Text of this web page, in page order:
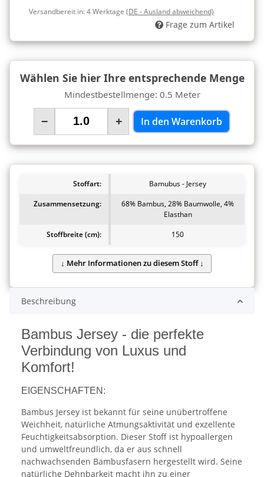
Versandbereit in:4 Werktage (DE - Ausland abweichend)
Frage zum Artikel
Wählen Sie hier Ihre entsprechende Menge
Mindestbestellmenge: 0.5 Meter
− + In den Warenkorb
Stoffart:
Bamubus - Jersey
Zusammensetzung:
68% Bambus, 28% Baumwolle, 4%
Elasthan
Stoffbreite (cm):
150
Beschreibung
Bambus Jersey - die perfekte
Verbindung von Luxus und
Komfort!
EIGENSCHAFTEN:
Bambus Jersey ist bekannt für seine unübertroffene
Weichheit, natürliche Atmungsaktivität und exzellente
Feuchtigkeitsabsorption. Dieser Stoff ist hypoallergen
und umweltfreundlich, da er aus schnell
nachwachsenden Bambusfasern hergestellt wird. Seine
natürliche Dehnbarkeit macht ihn zu einer